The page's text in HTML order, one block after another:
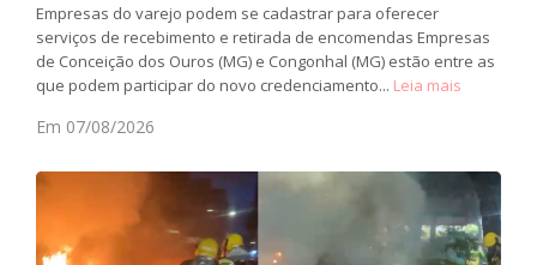
Empresas do varejo podem se cadastrar para oferecer
serviços de recebimento e retirada de encomendas Empresas
de Conceição dos Ouros (MG) e Congonhal (MG) estão entre as
que podem participar do novo credenciamento... Leia mais
Em 07/08/2026